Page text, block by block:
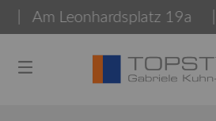
Springen
Inhalt
Am Leonhardsplatz 19a |